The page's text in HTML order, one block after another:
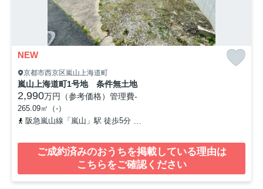
NEW
京都市西京区嵐山上海道町
嵐山上海道町1号地 条件無土地
2,990万円（参考価格） 管理費-
265.09㎡（-）
阪急嵐山線「嵐山」駅 徒歩5分
ご成約済みのおうちを掲載している理由は
こちらをご確認ください